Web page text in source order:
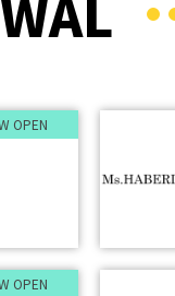
OPEN
OPEN